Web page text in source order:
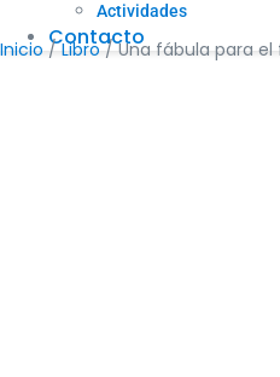
Actividades
Contacto
Inicio /Libro/ Una fábula para el